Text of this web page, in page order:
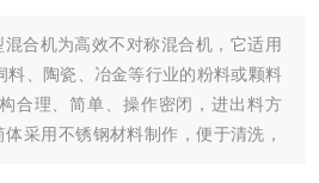
混合机为高效不对称混合机，它适用
料、陶瓷、冶金等行业的粉料或颗料
合理、简单、操作密闭，进出料方
采用不锈钢材料制作，便于清洗，